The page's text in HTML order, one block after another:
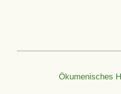
Ökumenisches